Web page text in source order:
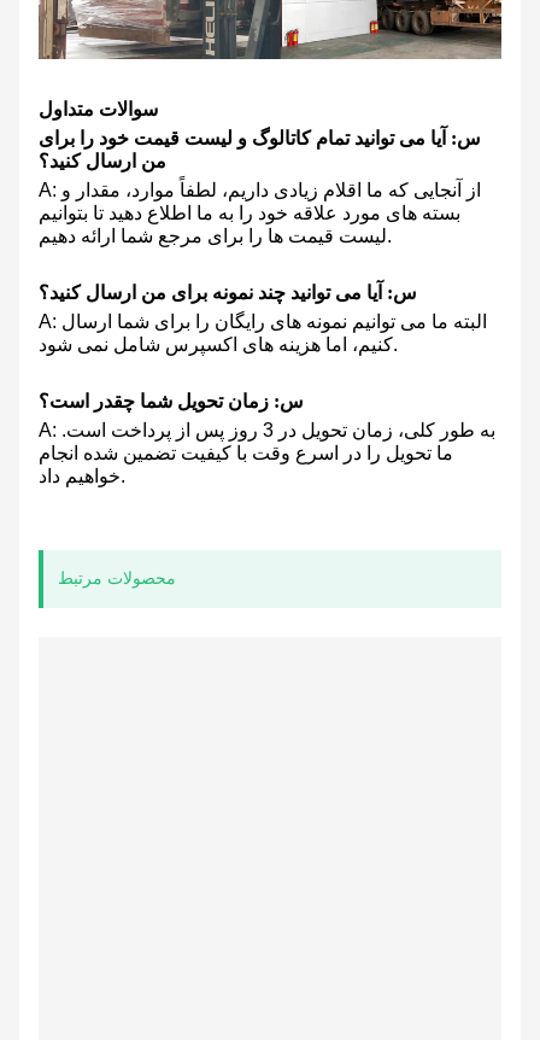
سوالات متداول
س: آیا می توانید تمام کاتالوگ و لیست قیمت خود را برای
من ارسال کنید؟
A: از آنجایی که ما اقلام زیادی داریم، لطفاً موارد، مقدار و
بسته های مورد علاقه خود را به ما اطلاع دهید تا بتوانیم
لیست قیمت ها را برای مرجع شما ارائه دهیم.
س: آیا می توانید چند نمونه برای من ارسال کنید؟
A: البته ما می توانیم نمونه های رایگان را برای شما ارسال
کنیم، اما هزینه های اکسپرس شامل نمی شود.
س: زمان تحویل شما چقدر است؟
A: به طور کلی، زمان تحویل در 3 روز پس از پرداخت است.
ما تحویل را در اسرع وقت با کیفیت تضمین شده انجام
خواهیم داد.
محصولات مرتبط